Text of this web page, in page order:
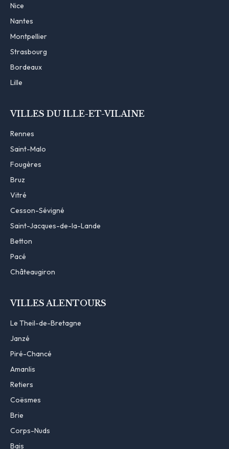
Nice
Nantes
Montpellier
Strasbourg
Bordeaux
Lille
VILLES DU ILLE-ET-VILAINE
Rennes
Saint-Malo
Fougères
Bruz
Vitré
Cesson-Sévigné
Saint-Jacques-de-la-Lande
Betton
Pacé
Châteaugiron
VILLES ALENTOURS
Le Theil-de-Bretagne
Janzé
Piré-Chancé
Amanlis
Retiers
Coësmes
Brie
Corps-Nuds
Bais